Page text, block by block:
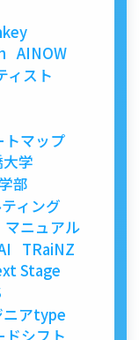
AINOW
ィスト
トマップ
学
部
ィング
マニュアル
TRaiNZ
Stage
ニアtype
ドシフト